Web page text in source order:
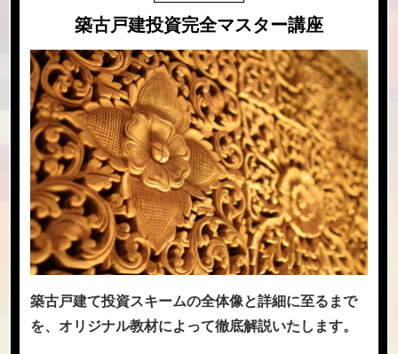
築古戸建投資完全マスター講座
築古戸建て投資スキームの全体像と詳細に至るまで
を、 オリジナル教材によって徹底解説いたします。